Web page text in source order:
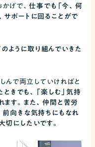
かげで、仕事でも「今、何
サポートに回ることがで
ように取り組んでいきた
んで両立していければと
きでも、「楽しむ」気持
ます。また、仲間と苦労
前向きな気持ちにもなれ
切にしたいです。